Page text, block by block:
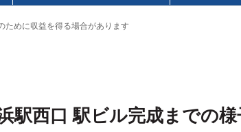
めに収益を得る場合があります
駅西口 駅ビル完成までの